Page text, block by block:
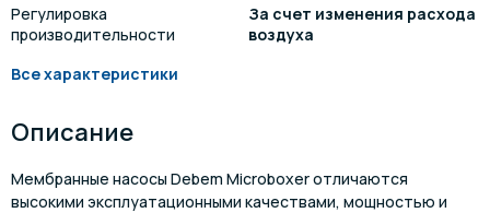
Регулировка
производительности
За счет изменения расхода
воздуха
Все характеристики
Описание
Мембранные насосы Debem Microboxer отличаются
высокими эксплуатационными качествами, мощностью и